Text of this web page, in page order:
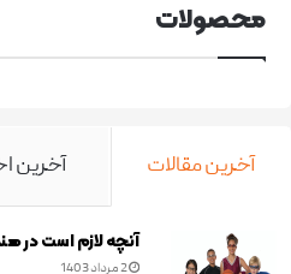
محصولات
آخرین مقالات آخرین
آنچه لازم است در
2 مرداد 1403